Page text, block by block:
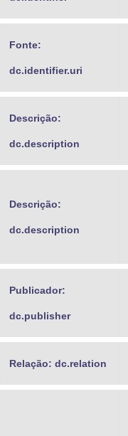
Fonte:
dc.identifier.uri
Descrição:
dc.description
Descrição:
dc.description
Publicador:
dc.publisher
Relação: dc.relation